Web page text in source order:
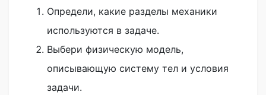
Определи, какие разделы механики
используются в задаче.
Выбери физическую модель,
описывающую систему тел и условия
задачи.